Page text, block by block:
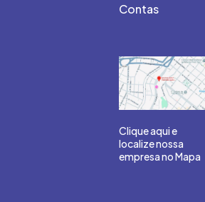
Contas
Clique aqui e
localize nossa
empresa no Mapa